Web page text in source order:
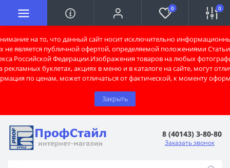
на то, что данный сайт носит исключительно
не является публичной офертой, определяемой положениями Статьи
Российской Федерации.Изображения товаров на любых
рекламных буклетах, акциях в меню и в каталоге на сайте, могут
по ценам, может отличаться от фактической, к моменту
Закрыть
0 0
8 (40143) 3-80-80
Заказать звонок